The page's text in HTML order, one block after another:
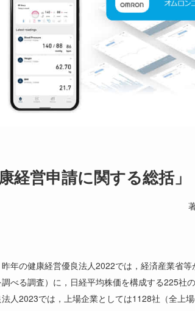
経営申請に関する総括」
年の健康経営優良法人2022では，経済産業省
べる調査）に，日経平均株価を構成する225社
人2023では，上場企業としては1128社（全上